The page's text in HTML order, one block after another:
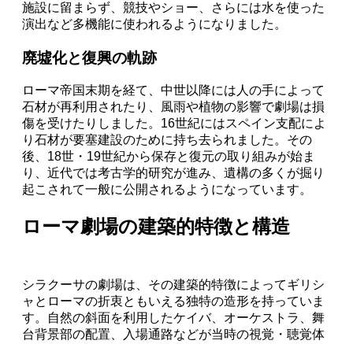
施設に留まらず、競技やショー、さらには水を使った
演出など多機能に使われるようになりました。
廃墟化と復興の軌跡
ローマ帝国末期を経て、中世以降には人の手によって
石材が再利用されたり、風雨や植物の影響で劇場は損
傷を受けたりしました。16世紀にはスペイン支配によ
り石材が要塞建設のために持ち去られました。その
後、18世・19世紀から保存と復元の取り組みが始ま
り、近代では考古学的研究が進み、遺構の多くが掘り
起こされて一般に公開されるようになっています。
ローマ劇場の建築的特徴と構造
シラクーサの劇場は、その建築的特徴によってギリシ
ャとローマの折衷ともいえる独特の造形を持っていま
す。自然の斜面を利用したケイバ、オーケストラ、舞
台背景部の配置、入場通路などが当時の視覚・聴覚体